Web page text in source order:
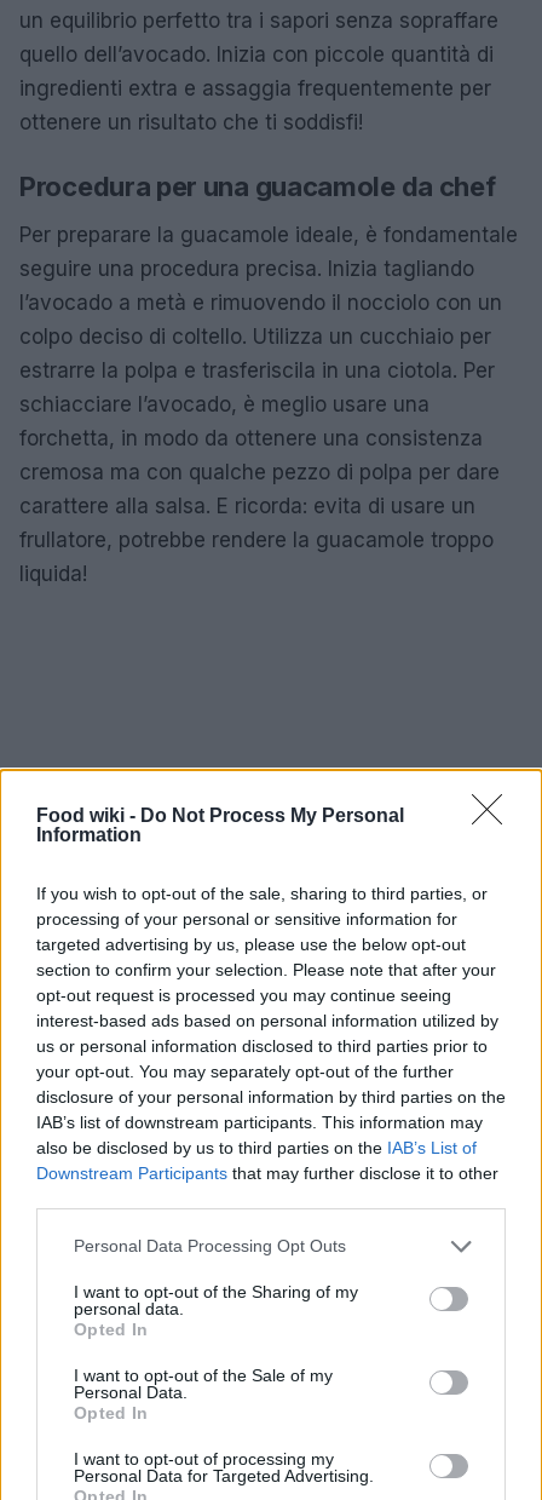
Food wiki - Do Not Process My Personal
Information
If you wish to opt-out of the sale, sharing to third parties, or
processing of your personal or sensitive information for
targeted advertising by us, please use the below opt-out
section to confirm your selection. Please note that after your
opt-out request is processed you may continue seeing
interest-based ads based on personal information utilized by
us or personal information disclosed to third parties prior to
your opt-out. You may separately opt-out of the further
disclosure of your personal information by third parties on the
IAB’s list of downstream participants. This information may
also be disclosed by us to third parties on the IAB’s List of
Downstream Participants that may further disclose it to other
Please note that this website/app uses one or more Google
not limited to your visit or usage behaviour. You may click to
grant or deny consent to Google and its third-party tags to
use your data for below specified purposes in below Google
consent section.
Personal Data Processing Opt Outs
I want to opt-out of the Sharing of my
personal data.
Opted In
I want to opt-out of the Sale of my
Personal Data.
Opted In
I want to opt-out of processing my
Personal Data for Targeted Advertising.
Opted In
un equilibrio perfetto tra i sapori senza sopraffare
quello dell’avocado. Inizia con piccole quantità di
ingredienti extra e assaggia frequentemente per
ottenere un risultato che ti soddisfi!
Procedura per una guacamole da chef
Per preparare la guacamole ideale, è fondamentale
seguire una procedura precisa. Inizia tagliando
l’avocado a metà e rimuovendo il nocciolo con un
colpo deciso di coltello. Utilizza un cucchiaio per
estrarre la polpa e trasferiscila in una ciotola. Per
schiacciare l’avocado, è meglio usare una
forchetta, in modo da ottenere una consistenza
cremosa ma con qualche pezzo di polpa per dare
carattere alla salsa. E ricorda: evita di usare un
frullatore, potrebbe rendere la guacamole troppo
liquida!
Una volta schiacciato l’avocado, spremi il succo di
lime nella ciotola. Il lime non solo aggiunge un
sapore acidulo che bilancia la cremosità
dell’avocado, ma funge anche da antiossidante,
prevenendo l’annerimento della polpa. Aggiungi poi
sale a piacere, partendo da una piccola quantità e
aggiustando durante il processo di assaggio per
sarà una vera esplosione di gusto!
Conservazione e abbinamenti della
guacamole
Un problema comune nella preparazione della
guacamole è la sua tendenza a ossidarsi e